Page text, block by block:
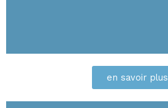
en savoir plus